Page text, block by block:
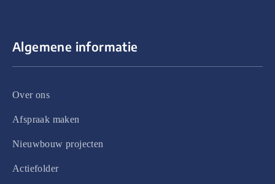
Algemene informatie
Over ons
Afspraak maken
Nieuwbouw projecten
Actiefolder